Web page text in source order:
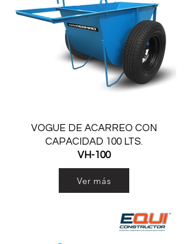
VOGUE DE ACARREO CON
CAPACIDAD 100 LTS.
VH-100
Ver más